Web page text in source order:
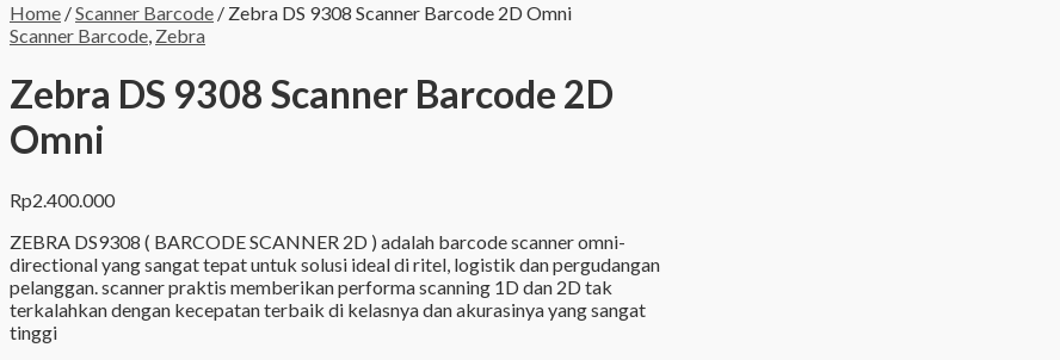
Home /Scanner Barcode / Zebra DS 9308 Scanner Barcode 2D Omni
Scanner Barcode, Zebra
Zebra DS 9308 Scanner Barcode 2D
Omni
Rp2.400.000
ZEBRA DS9308 ( BARCODE SCANNER 2D ) adalah barcode scanner omni-
directional yang sangat tepat untuk solusi ideal di ritel, logistik dan pergudangan
pelanggan. scanner praktis memberikan performa scanning 1D dan 2D tak
terkalahkan dengan kecepatan terbaik di kelasnya dan akurasinya yang sangat
tinggi